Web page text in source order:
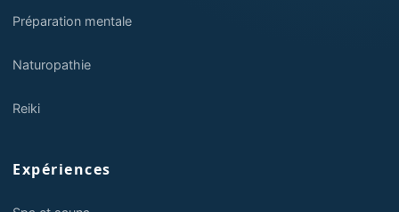
Préparation mentale
Naturopathie
Reiki
Expériences